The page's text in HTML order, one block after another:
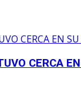
CERCA